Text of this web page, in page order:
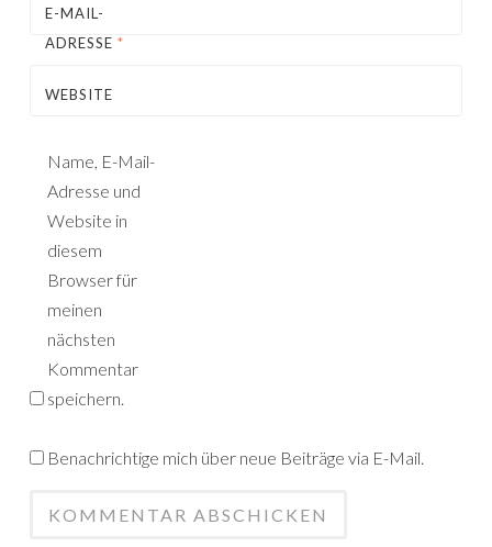
E-MAIL-
ADRESSE *
WEBSITE
Name, E-Mail-
Adresse und
Website in
diesem
Browser für
meinen
nächsten
Kommentar
speichern.
Benachrichtige mich über neue Beiträge via E-Mail.